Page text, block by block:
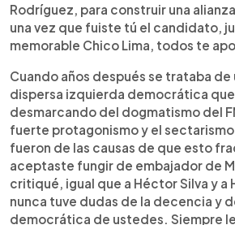
Rodríguez, para construir una
una vez que fuiste tú el candidato,
memorable Chico Lima, todos te
Cuando años después se trataba de
dispersa izquierda democrática
desmarcando del dogmatismo del
fuerte protagonismo y el
fueron de las causas de que esto
aceptaste fungir de embajador de
critiqué, igual que a Héctor Silva y a
nunca tuve dudas de la decencia y
democrática de ustedes. Siempre